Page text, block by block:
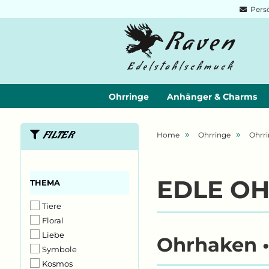
Ohrringe Anhänger & Charms
Home » Ohrringe »
EDLE
Ohrhaken
FILTER
THEMA
Tiere
Floral
Liebe
Symbole
Kosmos